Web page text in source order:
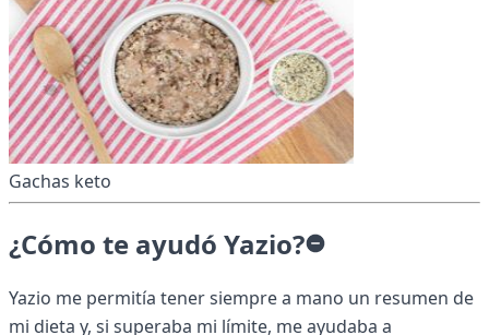
Gachas keto
¿Cómo te ayudó Yazio?
Yazio me permitía tener siempre a mano un resumen de
mi dieta y, si superaba mi límite, me ayudaba a